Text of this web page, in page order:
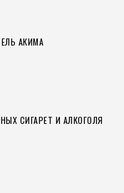
АКИМА
СИГАРЕТ И АЛКОГОЛЯ